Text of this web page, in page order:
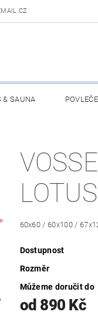
& SAUNA
LOTUS
60x60 / 60x100 /
Dostupnost
Rozměr
Můžeme doručit do
od 890 Kč